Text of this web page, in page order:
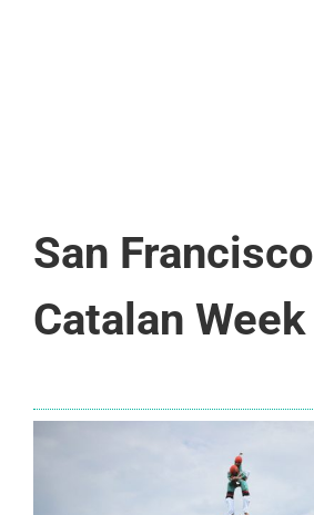
San Francisco
Catalan Week